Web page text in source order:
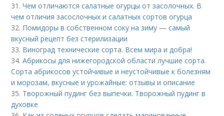
31.Чем отличаются салатные огурцы от засолочных. В
чем отличия засослочных и салатных сортов огурца
32. Помидоры в собственном соку на зиму — самый
вкусный рецепт без стерилизации
33. Виноград технические сорта. Всем мира и добра!
34.Абрикосы для нижегородской области лучшие сорта.
Сорта абрикосов устойчивые и неустойчивые к болезням
и морозам, вкусные и урожайные: отзывы и описание
35. Творожный пудинг без выпечки. Творожный пудинг в
духовке